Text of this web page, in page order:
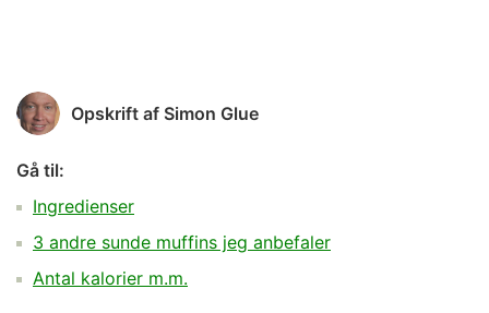
Opskrift af Simon Glue
Gå til:
Ingredienser
3 andre sunde muffins jeg anbefaler
Antal kalorier m.m.